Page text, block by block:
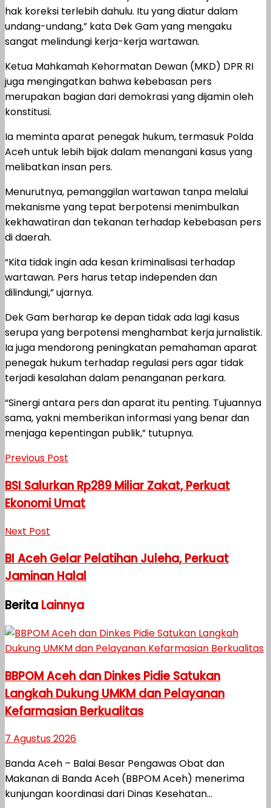
hak koreksi terlebih dahulu. Itu yang diatur dalam
undang-undang,” kata Dek Gam yang mengaku
sangat melindungi kerja-kerja wartawan.
Ketua Mahkamah Kehormatan Dewan (MKD) DPR RI
juga mengingatkan bahwa kebebasan pers
merupakan bagian dari demokrasi yang dijamin oleh
konstitusi.
Ia meminta aparat penegak hukum, termasuk Polda
Aceh untuk lebih bijak dalam menangani kasus yang
melibatkan insan pers.
Menurutnya, pemanggilan wartawan tanpa melalui
mekanisme yang tepat berpotensi menimbulkan
kekhawatiran dan tekanan terhadap kebebasan pers
di daerah.
“Kita tidak ingin ada kesan kriminalisasi terhadap
wartawan. Pers harus tetap independen dan
dilindungi,” ujarnya.
Dek Gam berharap ke depan tidak ada lagi kasus
serupa yang berpotensi menghambat kerja jurnalistik.
Ia juga mendorong peningkatan pemahaman aparat
penegak hukum terhadap regulasi pers agar tidak
terjadi kesalahan dalam penanganan perkara.
“Sinergi antara pers dan aparat itu penting. Tujuannya
sama, yakni memberikan informasi yang benar dan
menjaga kepentingan publik,” tutupnya.
Previous Post
BSI Salurkan Rp289 Miliar Zakat, Perkuat
Ekonomi Umat
Next Post
BI Aceh Gelar Pelatihan Juleha, Perkuat
Jaminan Halal
Berita Lainnya
BBPOM Aceh dan Dinkes Pidie Satukan
Langkah Dukung UMKM dan Pelayanan
Kefarmasian Berkualitas
7 Agustus 2026
Banda Aceh – Balai Besar Pengawas Obat dan
Makanan di Banda Aceh (BBPOM Aceh) menerima
kunjungan koordinasi dari Dinas Kesehatan...